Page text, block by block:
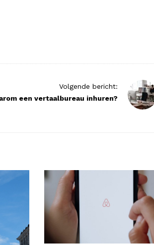
Volgende bericht:
een vertaalbureau inhuren?